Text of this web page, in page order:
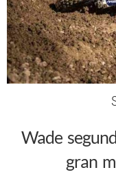
Wade
gran